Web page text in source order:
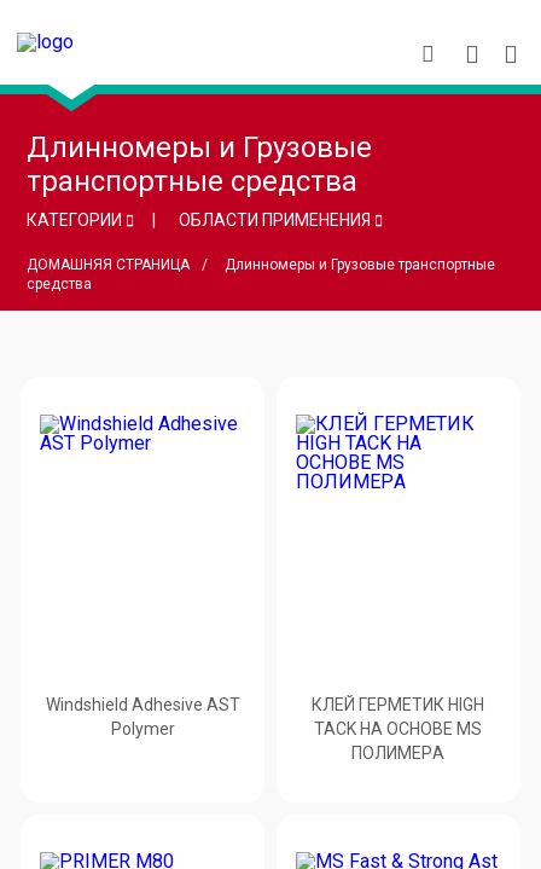
Длинномеры и Грузовые
транспортные средства
КАТЕГОРИИ ОБЛАСТИ ПРИМЕНЕНИЯ
ДОМАШНЯЯ СТРАНИЦА
Длинномеры и Грузовые транспортные
средства
Windshield Adhesive AST
Polymer
КЛЕЙ ГЕРМЕТИК HIGH
TACK НА ОСНОВЕ MS
ПОЛИМЕРA